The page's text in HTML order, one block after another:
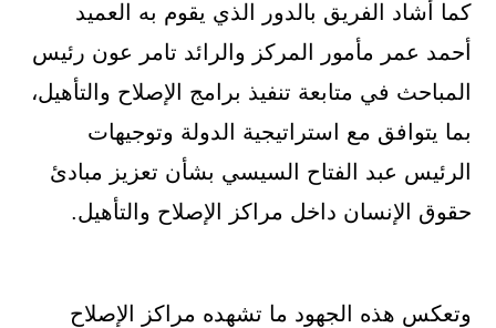
كما أشاد الفريق بالدور الذي يقوم به العميد
أحمد عمر مأمور المركز والرائد تامر عون رئيس
المباحث في متابعة تنفيذ برامج الإصلاح والتأهيل،
بما يتوافق مع استراتيجية الدولة وتوجيهات
الرئيس عبد الفتاح السيسي بشأن تعزيز مبادئ
حقوق الإنسان داخل مراكز الإصلاح والتأهيل.
وتعكس هذه الجهود ما تشهده مراكز الإصلاح